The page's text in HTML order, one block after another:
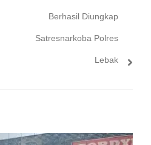
Berhasil Diungkap
Satresnarkoba Polres
Lebak